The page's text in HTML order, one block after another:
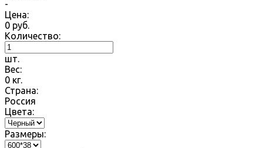
-
Цена:
0 руб.
Количество:
шт.
Вес:
0 кг.
Страна:
Россия
Цвета:
Размеры: